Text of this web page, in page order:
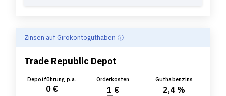
Zinsen auf Girokontoguthaben
Trade Republic Depot
Depotführung p.a.
0 €
Orderkosten
1 €
Guthabenzins
2,4 %